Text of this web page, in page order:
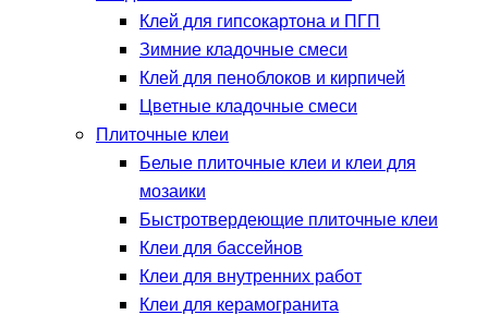
Клей для гипсокартона и ПГП
Зимние кладочные смеси
Клей для пеноблоков и кирпичей
Цветные кладочные смеси
Плиточные клеи
Белые плиточные клеи и клеи для
мозаики
Быстротвердеющие плиточные клеи
Клеи для бассейнов
Клеи для внутренних работ
Клеи для керамогранита